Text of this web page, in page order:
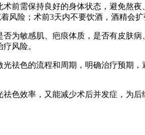
前需保持良好的身体状态，避免熬
风险；术前3天内不要饮酒，酒精会
为敏感肌、疤痕体质，是否有皮肤
风险。
色的流程和周期，明确治疗预期，
色效率，又能减少术后并发症，为